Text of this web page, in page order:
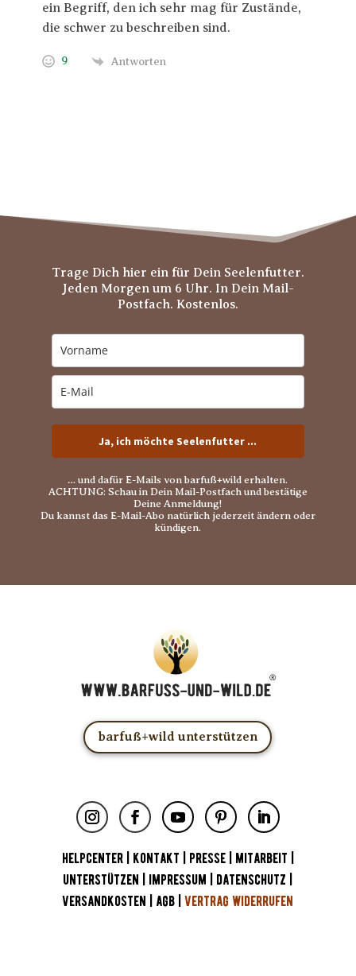
ein Begriff, den ich sehr mag für Zustände,
die schwer zu beschreiben sind.
9 Antworten
Trage Dich hier ein für Dein Seelenfutter.
Jeden Morgen um 6 Uhr. In Dein Mail-
Postfach. Kostenlos.
Ja, ich möchte Seelenfutter ...
… und dafür E-Mails von barfuß+wild erhalten.
ACHTUNG: Schau in Dein Mail-Postfach und bestätige
Deine Anmeldung!
Du kannst das E-Mail-Abo natürlich jederzeit ändern oder
kündigen.
barfuß+wild unterstützen
HELPCENTER| KONTAKT PRESSE| MITARBEIT
UNTERSTÜTZEN
IMPRESSUM DATENSCHUTZ
VERSANDKOSTEN
AGB |VERTRAG WIDERRUFEN